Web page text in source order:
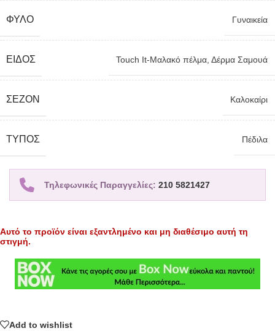
ΦΎΛΟ Γυναικεία
ΕΊΔΟΣ Touch It-Μαλακό πέλμα, Δέρμα Σαμουά
ΣΕΖΌΝ Καλοκαίρι
TΎΠΟΣ Πέδιλα
Τηλεφωνικές Παραγγελίες: 210 5821427
Αυτό το προϊόν είναι εξαντλημένο και μη διαθέσιμο αυτή τη
στιγμή.
Add to wishlist